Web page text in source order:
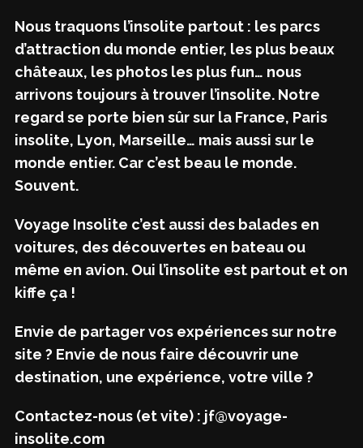
Nous traquons l’insolite partout : les parcs
d’attraction du monde entier, les plus beaux
châteaux, les photos les plus fun… nous
arrivons toujours à trouver l’insolite. Notre
regard se porte bien sûr sur la France, Paris
insolite, Lyon, Marseille… mais aussi sur le
monde entier. Car c’est beau le monde.
Souvent.
Voyage Insolite c’est aussi des balades en
voitures, des découvertes en bateau ou
même en avion. Oui l’insolite est partout et on
kiffe ça !
Envie de partager vos expériences sur notre
site ? Envie de nous faire découvrir une
destination, une expérience, votre ville ?
Contactez-nous (et vite) : jf@voyage-
insolite.com